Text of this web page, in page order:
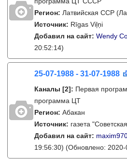
Регион: Латвийская ССР
Источник: Rīgas Viļņi
Добавил на сайт: Wendy
20:52:14)
25-07-1988 - 31-07-1988
Каналы [2]: Первая
программа ЦТ
Регион: Абакан
Источник: газета
Добавил на сайт:
19:56:30) (Обновлено: